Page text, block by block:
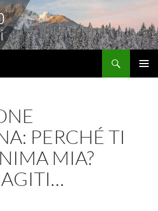
PERCHÉ TI
MIA?
AGITI…